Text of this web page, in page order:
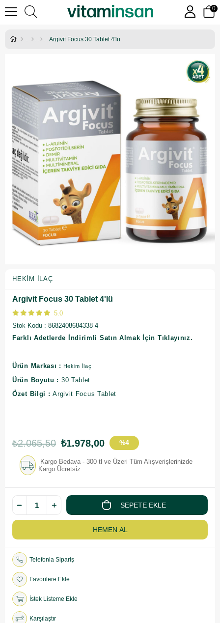
0
Argivit Focus 30 Tablet 4'lü
HEKIM İLAÇ
Argivit Focus 30 Tablet 4'lü
5.0
Stok Kodu
8682408684338-4
Farklı Adetlerde İndirimli Satın Almak İçin Tıklayınız.
Ürün Markası : Hekim İlaç
Ürün Boyutu : 30 Tablet
Özet Bilgi :Argivit Focus Tablet
₺2.065,50 ₺1.978,00 %4
İndirim
Kargo Bedava - 300 tl ve Üzeri Tüm Alışverişlerinizde
Kargo Ücretsiz
Telefonla Sipariş
Favorilere Ekle
İstek Listeme Ekle
Karşılaştır